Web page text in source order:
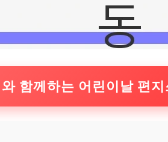
함께하는 어린이날 편